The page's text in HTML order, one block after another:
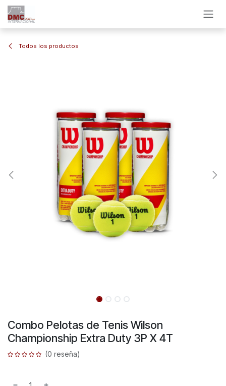
Todos los productos
Combo Pelotas de Tenis Wilson
Championship Extra Duty 3P X 4T
(0 reseña)